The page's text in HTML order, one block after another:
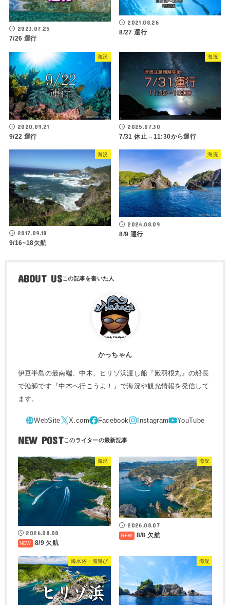
2023.07.25
7/26 運行
2021.08.26
8/27 運行
海況
2020.09.21
9/22 運行
海況
2025.07.30
7/31 休止→11:30から運行
海況
2017.09.18
9/16~18欠航
海況
2024.08.09
8/9 運行
ABOUT US
かっちゃん
伊豆半島の最南端、中木、ヒリゾ浜渡し船『殿羽根丸』の船長
で漁師です『中木へ行こうよ！』で海況や観光情報を発信して
ます。
NEW POST
海況
2026.08.08
8/9 欠航
海況
2026.08.07
8/8 欠航
海水浴・海遊び 海況